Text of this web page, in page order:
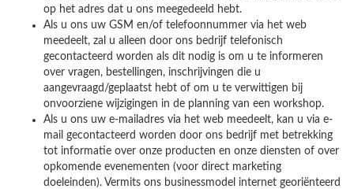
op het adres dat u ons meegedeeld hebt.
Als u ons uw GSM en/of telefoonnummer via het web
meedeelt, zal u alleen door ons bedrijf telefonisch
gecontacteerd worden als dit nodig is om u te informeren
over vragen, bestellingen, inschrijvingen die u
aangevraagd/geplaatst hebt of om u te verwittigen bij
onvoorziene wijzigingen in de planning van een workshop.
Als u ons uw e-mailadres via het web meedeelt, kan u via e-
mail gecontacteerd worden door ons bedrijf met betrekking
tot informatie over onze producten en onze diensten of over
opkomende evenementen (voor direct marketing
doeleinden). Vermits ons businessmodel internet georiënteerd